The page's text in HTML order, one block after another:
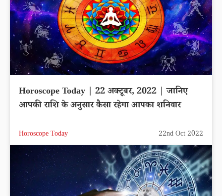
Horoscope Today | 22 अक्टूबर, 2022 | जानिए
आपकी राशि के अनुसार कैसा रहेगा आपका शनिवार
Horoscope Today 22nd Oct 2022